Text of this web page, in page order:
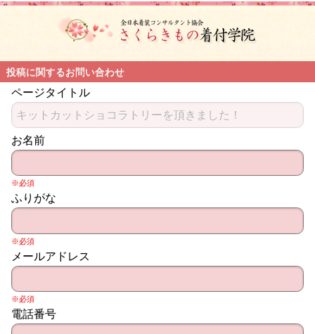
投稿に関するお問い合わせ
ページタイトル
お名前
※必須
ふりがな
※必須
メールアドレス
※必須
電話番号